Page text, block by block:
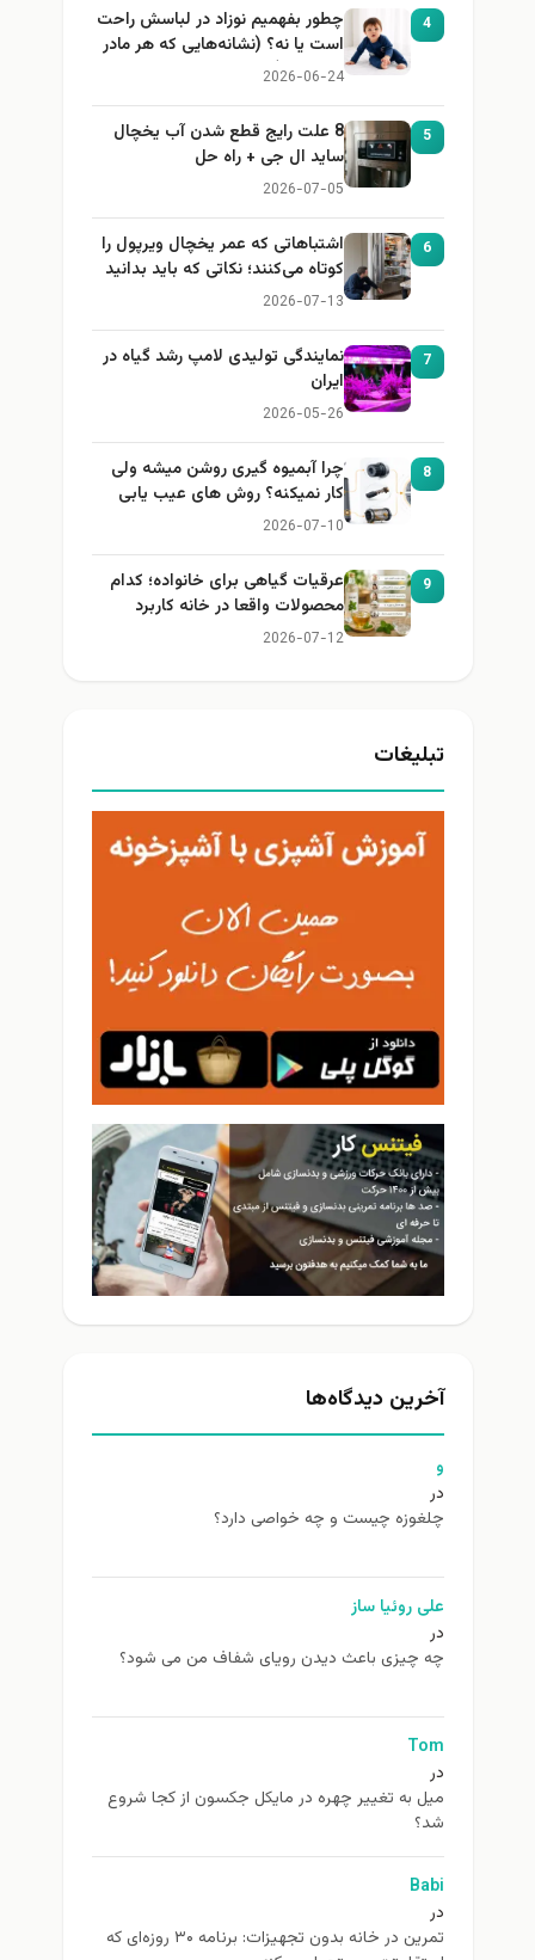
4
چطور بفهمیم نوزاد در لباسش راحت
است یا نه؟ (نشانه‌هایی که هر مادر
باید بداند)
2026-06-24
5
8 علت رایج قطع شدن آب یخچال
ساید ال جی + راه حل
2026-07-05
6
اشتباهاتی که عمر یخچال ویرپول را
کوتاه می‌کنند؛ نکاتی که باید بدانید
2026-07-13
7
نمایندگی تولیدی لامپ رشد گیاه در
ایران
2026-05-26
8
چرا آبمیوه گیری روشن میشه ولی
کار نمیکنه؟ روش های عیب یابی
2026-07-10
9
عرقیات گیاهی برای خانواده؛ کدام
محصولات واقعا در خانه کاربرد
دارند؟
2026-07-12
تبلیغات
آخرین دیدگاه‌ها
و
در
چلغوزه چیست و چه خواصی دارد؟
علی روئیا ساز
در
چه چیزی باعث دیدن رویای شفاف من می شود؟
Tom
در
ميل به تغيير چهره در مایکل جکسون از كجا شروع
شد؟
Babi
در
تمرین در خانه بدون تجهیزات: برنامه ۳۰ روزه‌ای که